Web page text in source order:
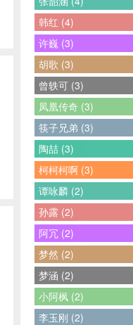
韩红 (4)
许巍 (3)
胡歌 (3)
曾轶可 (3)
凤凰传奇 (3)
筷子兄弟 (3)
陶喆 (3)
柯柯柯啊 (3)
谭咏麟 (2)
孙露 (2)
阿冗 (2)
梦然 (2)
梦涵 (2)
小阿枫 (2)
李玉刚 (2)